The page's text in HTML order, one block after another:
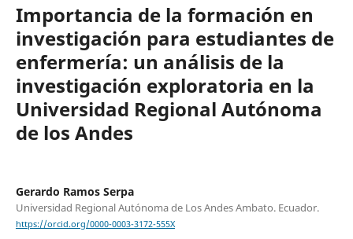
Importancia de la formación en
investigación para estudiantes de
enfermería: un análisis de la
investigación exploratoria en la
Universidad Regional Autónoma
de los Andes
Gerardo Ramos Serpa
Universidad Regional Autónoma de Los Andes Ambato. Ecuador.
https://orcid.org/0000-0003-3172-555X